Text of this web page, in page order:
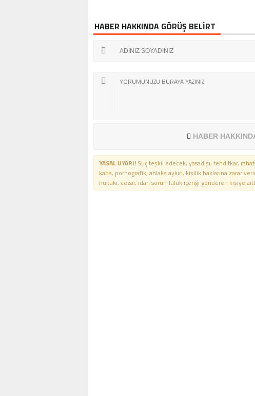
HABER HAKKINDA GÖRÜŞ BELİRT
HABER
YASAL UYARI! Suç teşkil edecek, yasadışı, tehditkar,
kaba, pornografik, ahlaka aykırı, kişilik haklarına zarar
hukuki, cezai, idari sorumluluk içeriği gönderen kişiye